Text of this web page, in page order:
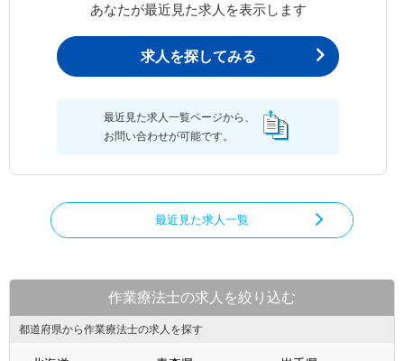
あなたが最近見た求人を表示します
求人を探してみる
最近見た求人一覧ページから、
お問い合わせが可能です。
最近見た求人一覧
作業療法士の求人を絞り込む
都道府県から作業療法士の求人を探す